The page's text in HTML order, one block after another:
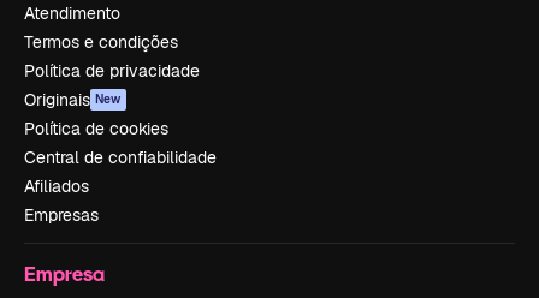
Atendimento
Termos e condições
Política de privacidade
Originais New
Política de cookies
Central de confiabilidade
Afiliados
Empresas
Empresa